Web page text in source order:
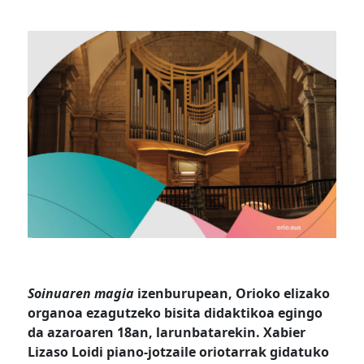
Soinuaren magia izenburupean, Orioko elizako
organoa ezagutzeko bisita didaktikoa egingo
da azaroaren 18an, larunbatarekin. Xabier
Lizaso Loidi piano-jotzaile oriotarrak gidatuko